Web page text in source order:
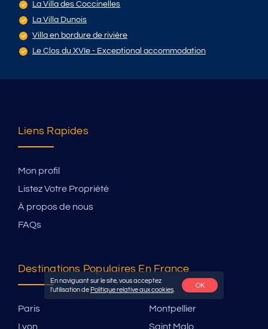
La Villa des Coccinelles
La Villa Dunois
Villa en bordure de rivière
Le Clos du XVIe - Exceptional accommodation
Liens Rapides
Mon profil
Listez Votre Propriété
À propos de nous
FAQs
Destinations Populaires En France
Paris
Lyon
Montpellier
Saint Malo
En naviguant sur le site, vous acceptez
l'utilisation de Politique relative aux cookies
OK